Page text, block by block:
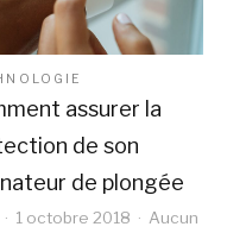
assurer la
de son
de plongée
1 octobre 2018
Aucun